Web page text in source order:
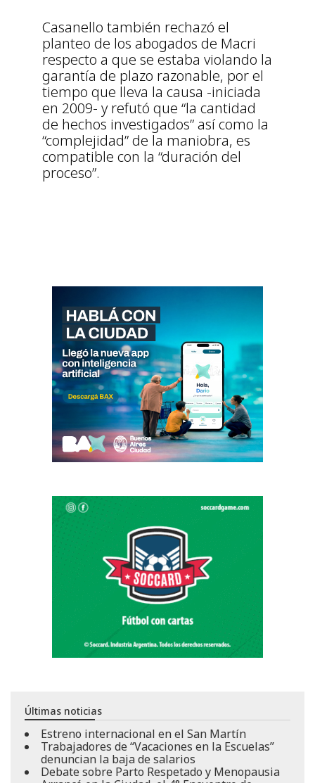
Casanello también rechazó el
planteo de los abogados de Macri
respecto a que se estaba violando la
garantía de plazo razonable, por el
tiempo que lleva la causa -iniciada
en 2009- y refutó que “la cantidad
de hechos investigados” así como la
“complejidad” de la maniobra, es
compatible con la “duración del
proceso”.
Últimas noticias
Estreno internacional en el San Martín
Trabajadores de “Vacaciones en la Escuelas”
denuncian la baja de salarios
Debate sobre Parto Respetado y Menopausia